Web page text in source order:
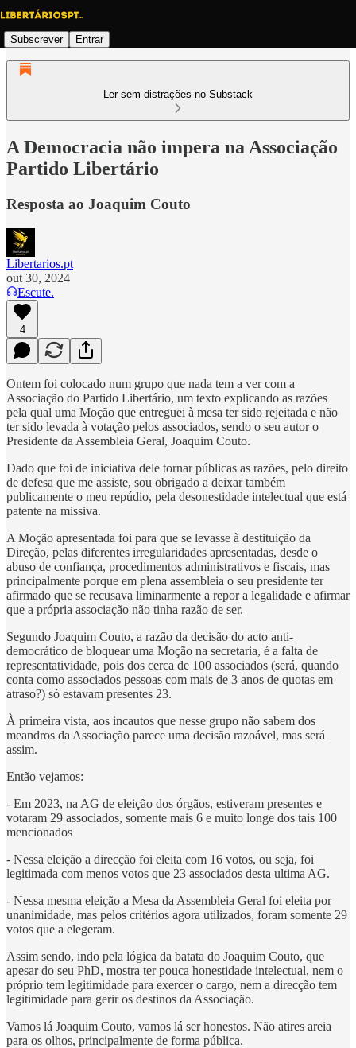
Subscrever Entrar
Ler sem distrações no Substack
A Democracia não impera na Associação
Partido Libertário
Resposta ao Joaquim Couto
Libertarios.pt
out 30, 2024
Escute.
4
Ontem foi colocado num grupo que nada tem a ver com a
Associação do Partido Libertário, um texto explicando as razões
pela qual uma Moção que entreguei à mesa ter sido rejeitada e não
ter sido levada à votação pelos associados, sendo o seu autor o
Presidente da Assembleia Geral, Joaquim Couto.
Dado que foi de iniciativa dele tornar públicas as razões, pelo direito
de defesa que me assiste, sou obrigado a deixar também
publicamente o meu repúdio, pela desonestidade intelectual que está
patente na missiva.
A Moção apresentada foi para que se levasse à destituição da
Direção, pelas diferentes irregularidades apresentadas, desde o
abuso de confiança, procedimentos administrativos e fiscais, mas
principalmente porque em plena assembleia o seu presidente ter
afirmado que se recusava liminarmente a repor a legalidade e afirmar
que a própria associação não tinha razão de ser.
Segundo Joaquim Couto, a razão da decisão do acto anti-
democrático de bloquear uma Moção na secretaria, é a falta de
representatividade, pois dos cerca de 100 associados (será, quando
conta como associados pessoas com mais de 3 anos de quotas em
atraso?) só estavam presentes 23.
À primeira vista, aos incautos que nesse grupo não sabem dos
meandros da Associação parece uma decisão razoável, mas será
assim.
Então vejamos:
- Em 2023, na AG de eleição dos órgãos, estiveram presentes e
votaram 29 associados, somente mais 6 e muito longe dos tais 100
mencionados
- Nessa eleição a direcção foi eleita com 16 votos, ou seja, foi
legitimada com menos votos que 23 associados desta ultima AG.
- Nessa mesma eleição a Mesa da Assembleia Geral foi eleita por
unanimidade, mas pelos critérios agora utilizados, foram somente 29
votos que a elegeram.
Assim sendo, indo pela lógica da batata do Joaquim Couto, que
apesar do seu PhD, mostra ter pouca honestidade intelectual, nem o
próprio tem legitimidade para exercer o cargo, nem a direcção tem
legitimidade para gerir os destinos da Associação.
Vamos lá Joaquim Couto, vamos lá ser honestos. Não atires areia
para os olhos, principalmente de forma pública.